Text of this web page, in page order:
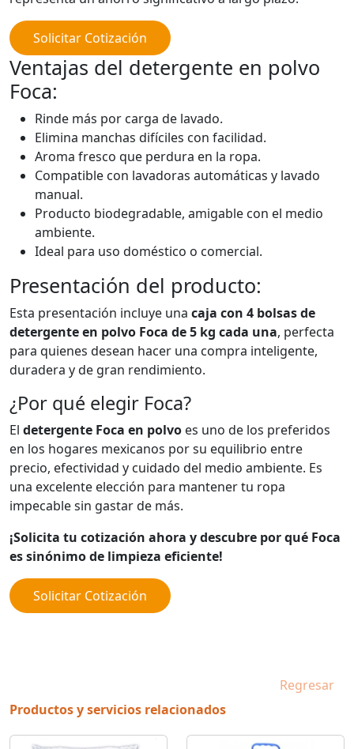
Solicitar Cotización
Ventajas del detergente en polvo
Foca:
Rinde más por carga de lavado.
Elimina manchas difíciles con facilidad.
Aroma fresco que perdura en la ropa.
Compatible con lavadoras automáticas y lavado
manual.
Producto biodegradable, amigable con el medio
ambiente.
Ideal para uso doméstico o comercial.
Presentación del producto:
Esta presentación incluye una caja con 4 bolsas de
detergente en polvo Foca de 5 kg cada una, perfecta
para quienes desean hacer una compra inteligente,
duradera y de gran rendimiento.
¿Por qué elegir Foca?
El detergente Foca en polvo es uno de los preferidos
en los hogares mexicanos por su equilibrio entre
precio, efectividad y cuidado del medio ambiente. Es
una excelente elección para mantener tu ropa
impecable sin gastar de más.
¡Solicita tu cotización ahora y descubre por qué Foca
es sinónimo de limpieza eficiente!
Solicitar Cotización
Regresar
Productos y servicios relacionados